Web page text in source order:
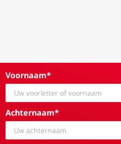
Voornaam*
Achternaam*